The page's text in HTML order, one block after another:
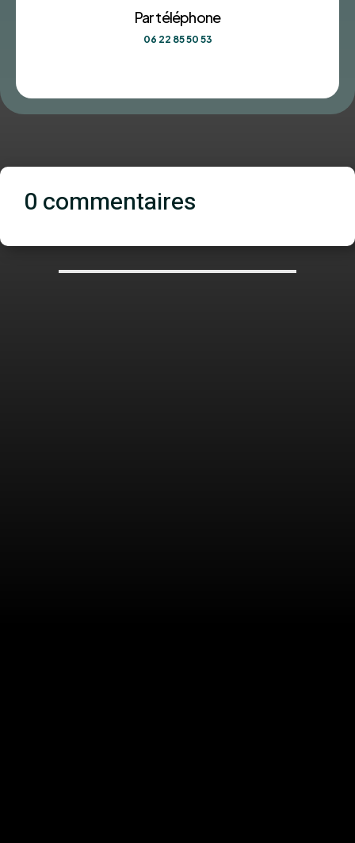
Par téléphone
06 22 85 50 53
0 commentaires